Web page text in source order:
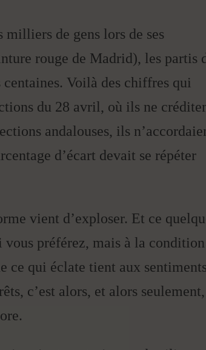
de gens lors de ses
rouge de Madrid), les partis
centaines. Voilà des chiffres qui
du 28 avril, où ils ne
andalouses, ils
d’écart devait se répéter
vient d’exploser. Et ce
préférez, mais à la
ce qui éclate tient aux
c’est alors, et alors